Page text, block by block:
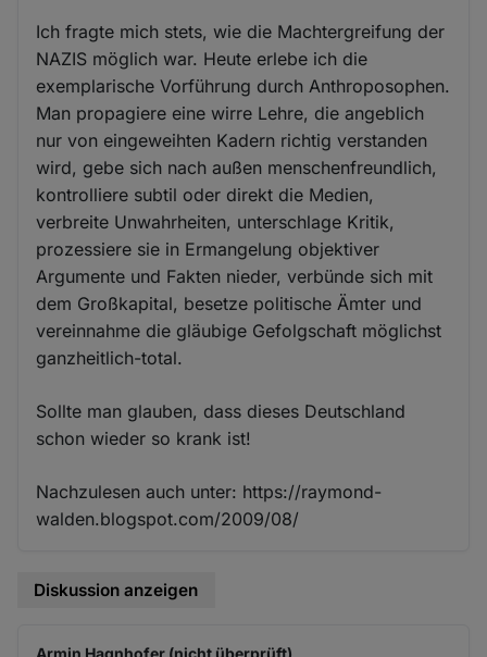
Ich fragte mich stets, wie die Machtergreifung der
NAZIS möglich war. Heute erlebe ich die
exemplarische Vorführung durch Anthroposophen.
Man propagiere eine wirre Lehre, die angeblich
nur von eingeweihten Kadern richtig verstanden
wird, gebe sich nach außen menschenfreundlich,
kontrolliere subtil oder direkt die Medien,
verbreite Unwahrheiten, unterschlage Kritik,
prozessiere sie in Ermangelung objektiver
Argumente und Fakten nieder, verbünde sich mit
dem Großkapital, besetze politische Ämter und
vereinnahme die gläubige Gefolgschaft möglichst
ganzheitlich-total.
Sollte man glauben, dass dieses Deutschland
schon wieder so krank ist!
Nachzulesen auch unter: https://raymond-
walden.blogspot.com/2009/08/
Diskussion anzeigen